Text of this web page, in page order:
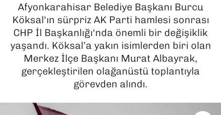
Afyonkarahisar Belediye Başkanı Burcu
Köksal'ın sürpriz AK Parti hamlesi sonrası
CHP İl Başkanlığı'nda önemli bir değişiklik
yaşandı. Köksal’a yakın isimlerden biri olan
Merkez İlçe Başkanı Murat Albayrak,
gerçekleştirilen olağanüstü toplantıyla
görevden alındı.
POLİTİKA
SAĞLIK
SPOR